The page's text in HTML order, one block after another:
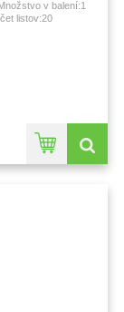
v balení:1
listov:20